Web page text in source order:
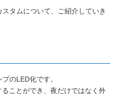
タムについて、ご紹介していき
のLED化です。
ことができ、夜だけではなく外